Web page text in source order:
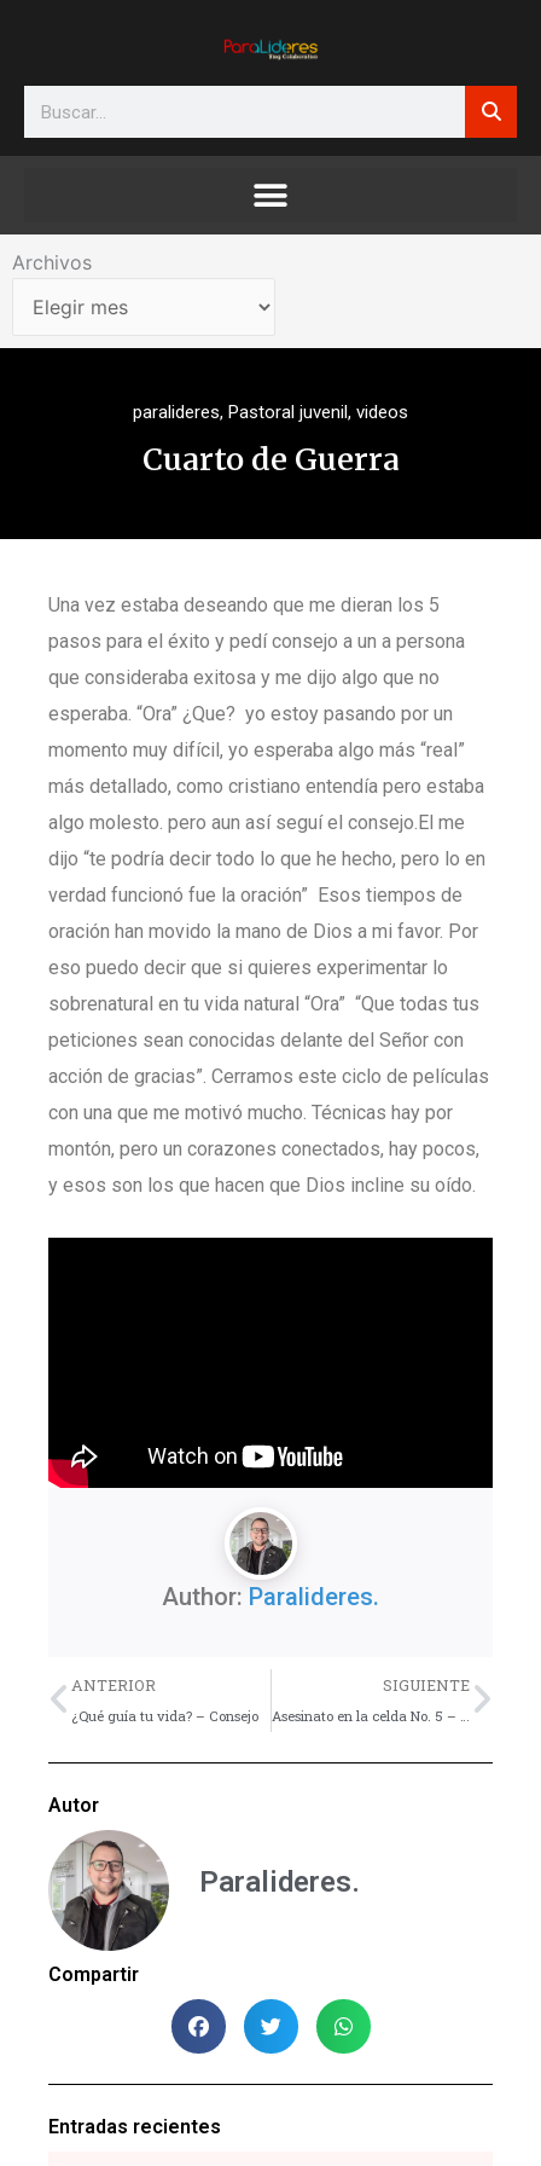
Search
Archivos
Archivos
paralideres, Pastoral juvenil, videos
Cuarto de Guerra
Una vez estaba deseando que me dieran los 5
pasos para el éxito y pedí consejo a un a persona
que consideraba exitosa y me dijo algo que no
esperaba. “Ora” ¿Que? yo estoy pasando por un
momento muy difícil, yo esperaba algo más “real”
más detallado, como cristiano entendía pero estaba
algo molesto. pero aun así seguí el consejo.El me
dijo “te podría decir todo lo que he hecho, pero lo en
verdad funcionó fue la oración” Esos tiempos de
oración han movido la mano de Dios a mi favor. Por
eso puedo decir que si quieres experimentar lo
sobrenatural en tu vida natural “Ora” “Que todas tus
peticiones sean conocidas delante del Señor con
acción de gracias”. Cerramos este ciclo de películas
con una que me motivó mucho. Técnicas hay por
montón, pero un corazones conectados, hay pocos,
y esos son los que hacen que Dios incline su oído.
Author: Paralideres.
Previo
ANTERIOR
¿Qué guía tu vida? – Consejo
SIGUIENTE
Asesinato en la celda No. 5 – Dinámica
Autor
Paralideres.
Compartir
Entradas recientes